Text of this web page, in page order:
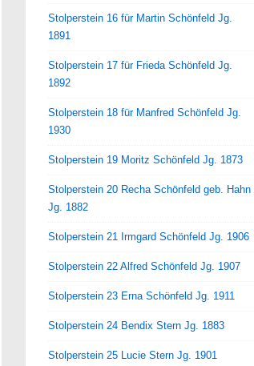
Stolperstein 16 für Martin Schönfeld Jg.
1891
Stolperstein 17 für Frieda Schönfeld Jg.
1892
Stolperstein 18 für Manfred Schönfeld Jg.
1930
Stolperstein 19 Moritz Schönfeld Jg. 1873
Stolperstein 20 Recha Schönfeld geb. Hahn
Jg. 1882
Stolperstein 21 Irmgard Schönfeld Jg. 1906
Stolperstein 22 Alfred Schönfeld Jg. 1907
Stolperstein 23 Erna Schönfeld Jg. 1911
Stolperstein 24 Bendix Stern Jg. 1883
Stolperstein 25 Lucie Stern Jg. 1901